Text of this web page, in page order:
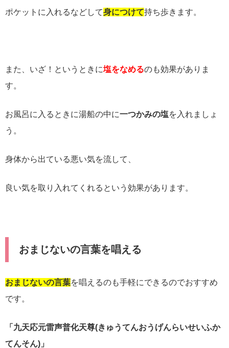
ポケットに入れるなどして身につけて持ち歩きます。
また、いざ！というときに塩をなめるのも効果がありま
す。
お風呂に入るときに湯船の中に一つかみの塩を入れましょ
う。
身体から出ている悪い気を流して、
良い気を取り入れてくれるという効果があります。
おまじないの言葉を唱える
おまじないの言葉を唱えるのも手軽にできるのでおすすめ
です。
「九天応元雷声普化天尊(きゅうてんおうげんらいせいふか
てんそん)」